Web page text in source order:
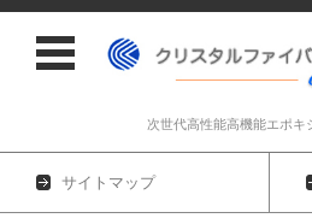
次世代高性能高機能エポキ
サイトマップ